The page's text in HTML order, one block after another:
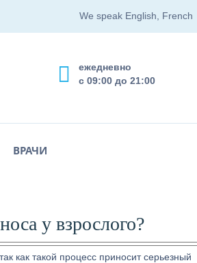
We speak English, French
ежедневно
с 09:00 до 21:00
ВРАЧИ
у взрослого?
как такой процесс приносит серьезный